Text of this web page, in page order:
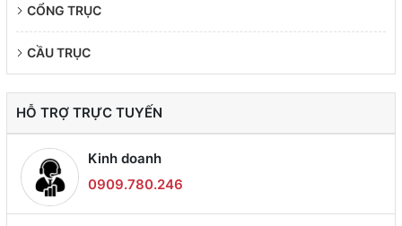
CỔNG TRỤC
CẦU TRỤC
HỖ TRỢ TRỰC TUYẾN
Kinh doanh
0909.780.246